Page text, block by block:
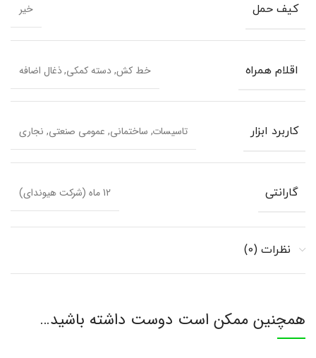
کیف حمل خیر
اقلام همراه خط کش, دسته کمکی, ذغال اضافه
کاربرد ابزار تاسیسات, ساختمانی, عمومی صنعتی, نجاری
گارانتی 12 ماه (شرکت هیوندای)
نظرات (0)
همچنین ممکن است دوست داشته باشید…